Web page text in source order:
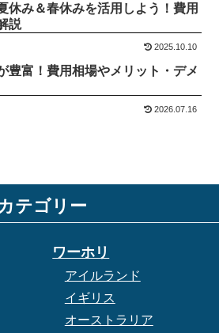
休み＆春休みを活用しよう！費用
説
2025.10.10
豊富！費用相場やメリット・デメ
2026.07.16
テゴリー
ワーホリ
アイルランド
イギリス
オーストラリア